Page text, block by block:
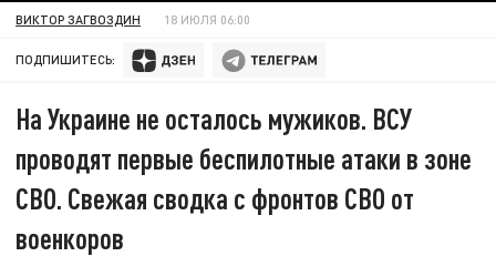
ВИКТОР ЗАГВОЗДИН 18 ИЮЛЯ 06:00
ПОДПИШИТЕСЬ:
На Украине не осталось мужиков. ВСУ
проводят первые беспилотные атаки в зоне
СВО. Свежая сводка с фронтов СВО от
военкоров